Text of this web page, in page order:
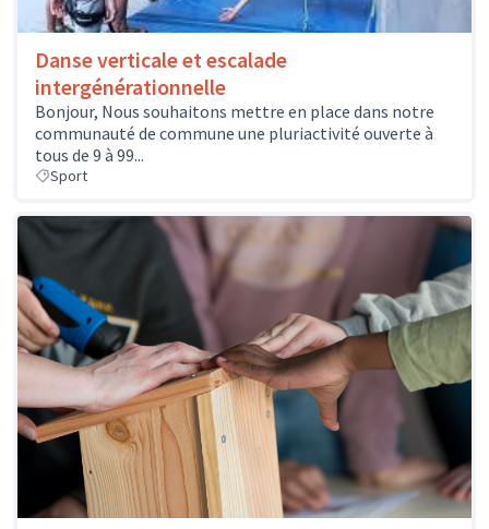
Danse verticale et escalade
intergénérationnelle
Bonjour, Nous souhaitons mettre en place dans notre
communauté de commune une pluriactivité ouverte à
tous de 9 à 99...
Sport